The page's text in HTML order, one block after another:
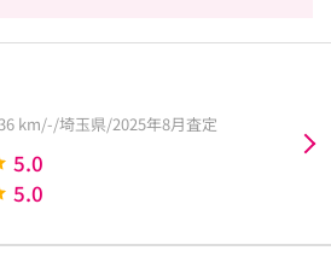
km/-/埼玉県/2025年8月査定
5.0
5.0